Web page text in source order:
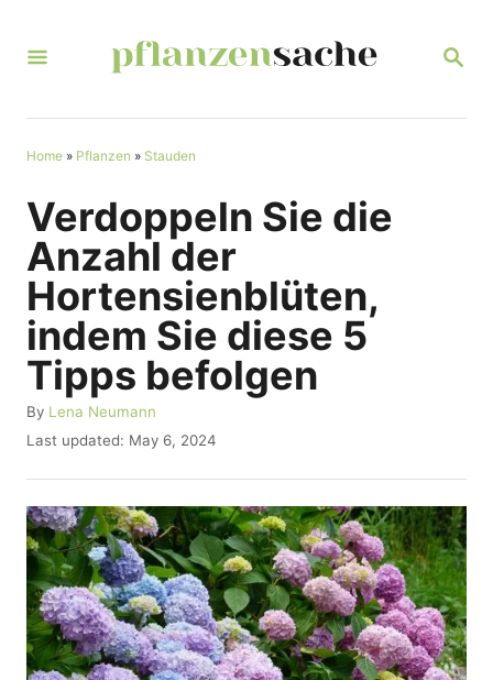
S
R
Home » Pflanzen » Stauden
Verdoppeln Sie die
Anzahl der
Hortensienblüten,
indem Sie diese 5
Tipps befolgen
By A
u
h
o
r
Lena Neumann
P
s
t
e
d
o
Last updated: May 6, 2024